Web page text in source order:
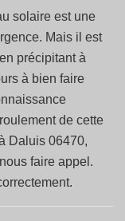
solaire est une
Mais il est
précipitant à
à bien faire
de cette
Daluis 06470,
faire appel.